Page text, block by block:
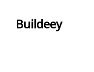
Buildeey